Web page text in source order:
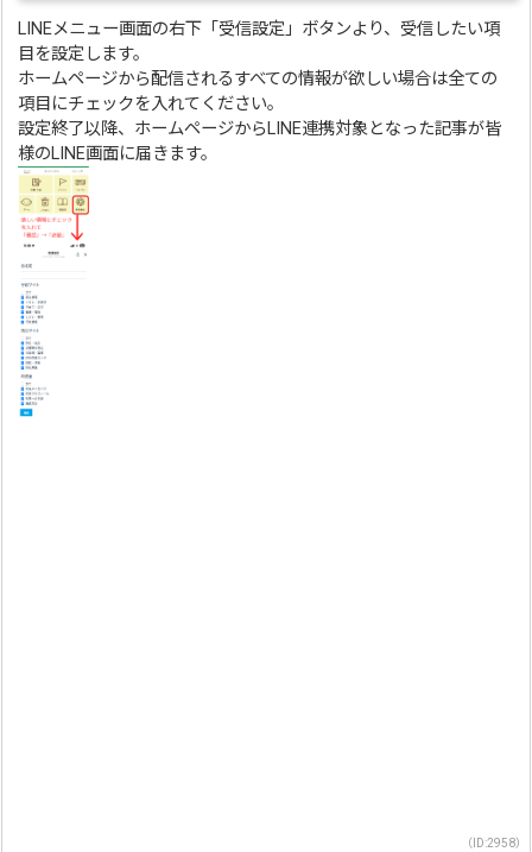
LINEメニュー画面の右下「受信設定」ボタンより、受信したい項
目を設定します。
ホームページから配信されるすべての情報が欲しい場合は全ての
項目にチェックを入れてください。
設定終了以降、ホームページからLINE連携対象となった記事が皆
様のLINE画面に届きます。
（ID:2958）